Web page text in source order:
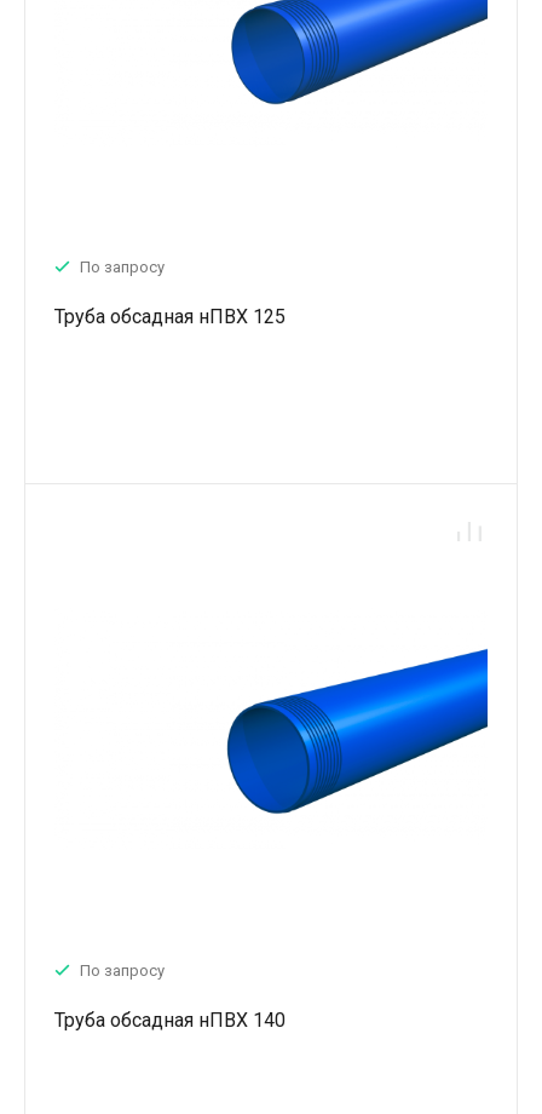
По запросу
Труба обсадная нПВХ 125
По запросу
Труба обсадная нПВХ 140